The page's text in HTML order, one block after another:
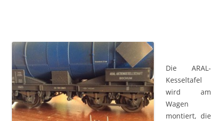
Die ARAL-
Kesseltafel
wird am
Wagen
montiert, die